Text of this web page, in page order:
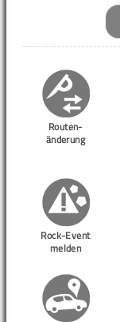
Routen-
änderung
Rock-Event
melden